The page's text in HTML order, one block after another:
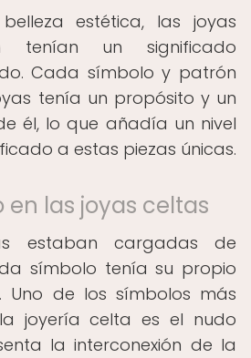
estética, las joyas
tenían un significado
Cada símbolo y patrón
tenía un propósito y un
él, lo que añadía un nivel
a estas piezas únicas.
en las joyas celtas
estaban cargadas de
símbolo tenía su propio
Uno de los símbolos más
joyería celta es el nudo
la interconexión de la